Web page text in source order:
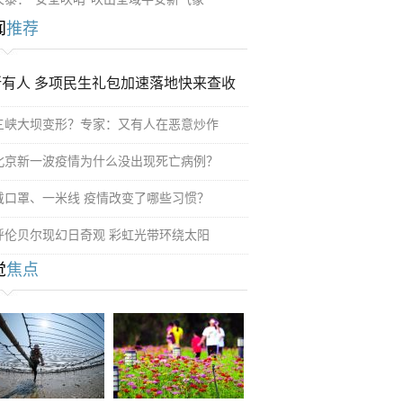
推荐
人 多项民生礼包加速落地快来查收
峡大坝变形？专家：又有人在恶意炒作
京新一波疫情为什么没出现死亡病例？
口罩、一米线 疫情改变了哪些习惯？
伦贝尔现幻日奇观 彩虹光带环绕太阳
焦点